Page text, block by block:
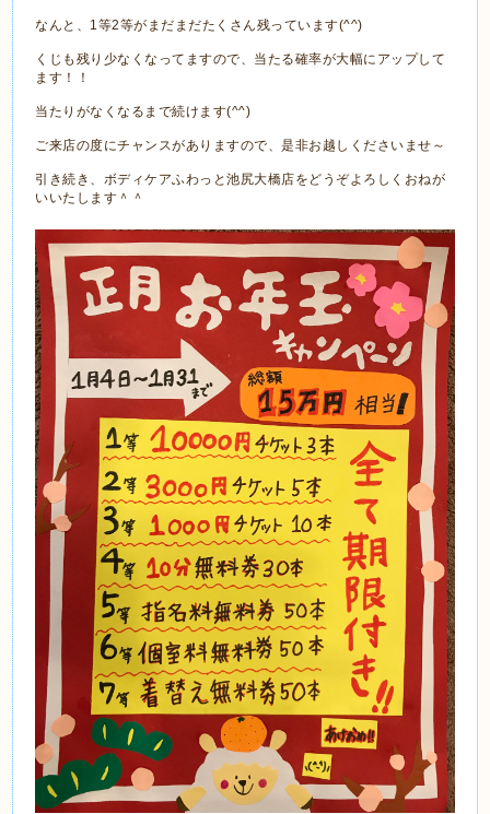
なんと、1等2等がまだまだたくさん残っています(^^)
くじも残り少なくなってますので、当たる確率が大幅にアップして
ます！！
当たりがなくなるまで続けます(^^)
ご来店の度にチャンスがありますので、是非お越しくださいませ～
引き続き、ボディケアふわっと池尻大橋店をどうぞよろしくおねが
いいたします＾＾